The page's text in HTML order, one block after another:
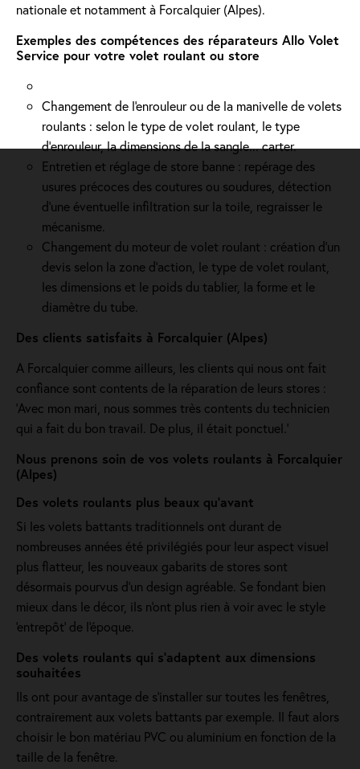
nationale et notamment à Forcalquier (Alpes).
Exemples des compétences des réparateurs Allo Volet
Service pour votre volet roulant ou store
Changement de l'enrouleur ou de la manivelle de volets
roulants : selon le type de volet roulant, le type
d’enrouleur, la dimensions de la sangle... carter.
Entretien et réglage de store banne : repérage des
usures précoces des coutures ou soudures, détection
d'une éventuelle infiltration sur la toile, regraisser le
mécanisme.
Changement du moteur de volet roulant : création d'un
devis selon la zone d’action, le type de volet roulant,
les dimensions et le poids du tablier, la forme et le
diamètre du tube.
Des clients satisfaits à Forcalquier (Alpes)
A Forcalquier comme ailleurs, les clients qui nous ont fait
confiance sont contents de la réparation de leurs stores :
'Avec mon mari, nous sommes très contents du technicien
qui a fait du bon travail. De plus, il était ponctuel.'
Nous prenons soin de vos volets roulants à Forcalquier
(Alpes)
Des volets roulants plus beaux qu'avant
Si les volets battants traditionnels ont durant de
nombreuses années été privilégiés pour leur aspect visuel
plus flatteur, les nouveaux gabarits de stores sont
désormais pourvus d'un design agréable. Se fondant bien
mieux dans le décor, ils n'ont plus rien à voir avec le style
'entrepôt' de l'époque.
Des volets roulants qui s'adaptent aux dimensions
souhaitées
Ils ont pour avantage de s'installer sur toutes les fenêtres,
contrairement aux volets battants par exemple. Il faut alors
choisir le bon matériau PVC ou aluminium en fonction de la
taille de la fenêtre.